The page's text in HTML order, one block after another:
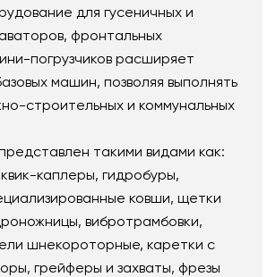
для гусеничных и
фронтальных
погрузчиков расширяет
машин, позволяя выполнять
строительных и коммунальных
такими видами как:
каплеры, гидробуры,
ковши, щетки
вибротрамбовки,
шнекороторные, каретки с
грейферы и захваты, фрезы